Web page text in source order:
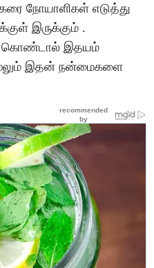
நோயாளிகள் எடுத்து
இருக்கும் .
கொண்டால் இதயம்
இதன் நன்மைகளை